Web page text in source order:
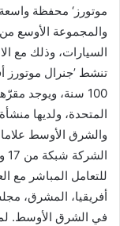
موتورز‘ محفظة واسعة
السيارات، وذلك مع
تنشط ’جنرال موتورز
100 سنة، ويوجد
المتحدة، ولديها
والشرق الأوسط
للتعامل المباشر مع
أفريقيا، المشرق،
في الشرق الأوسط.